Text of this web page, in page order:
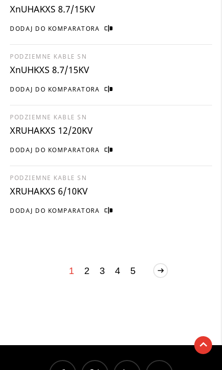
DODAJ DO KOMPARATORA
XnUHAKXS 8.7/15KV
DODAJ DO KOMPARATORA
PODZIEMNE KABLE SN
XnUHKXS 8.7/15KV
DODAJ DO KOMPARATORA
PODZIEMNE KABLE SN
XRUHAKXS 12/20KV
DODAJ DO KOMPARATORA
PODZIEMNE KABLE SN
XRUHAKXS 6/10KV
1 2 3 4 5